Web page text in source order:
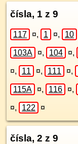
čísla, 1 z 9
117 ¤, 1 ¤, 10
103A ¤, 104 ¤,
¤, 11 ¤, 111 ¤,
115A ¤, 116 ¤,
¤, 122 ¤
čísla, 2 z 9